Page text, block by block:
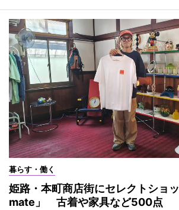
暮らす・働く
姫路・本町商店街にセレクトショ
mate」 古着や家具など500点